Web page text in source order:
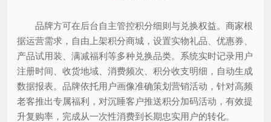
品牌方可在后台自主管控积分细则与兑换权益。商家根
据运营需求，自由上架积分商城，设置实物礼品、优惠券、
产品试用装、满减福利等多种兑换品类。系统实时记录用户
注册时间、收货地域、消费频次、积分收支明细，自动生成
数据报表。品牌依托用户画像准确策划营销活动，针对高频
老客推出专属福利，对沉睡客户推送积分加码活动，有效提
升复购率，完成从一次性消费到长期忠实用户的转化。